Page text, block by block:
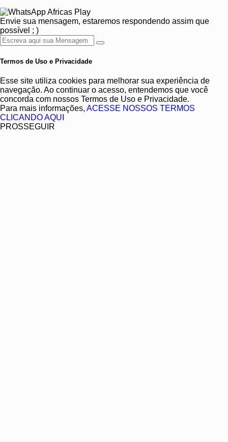
Africas Play
Envie sua mensagem, estaremos respondendo assim que
possível ; )
Termos de Uso e Privacidade
Esse site utiliza cookies para melhorar sua experiência de
navegação. Ao continuar o acesso, entendemos que você
concorda com nossos Termos de Uso e Privacidade.
Para mais informações, ACESSE NOSSOS TERMOS
CLICANDO AQUI
PROSSEGUIR